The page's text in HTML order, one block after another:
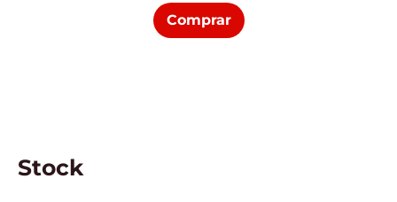
Stock
Comprar